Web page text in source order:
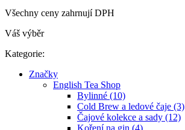
Všechny ceny zahrnují DPH
Váš výběr
Kategorie:
Značky
English Tea Shop
Bylinné (10)
Cold Brew a ledové čaje (3)
Čajové kolekce a sady (12)
Koření na gin (4)